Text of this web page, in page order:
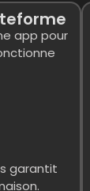
app pour
garantit